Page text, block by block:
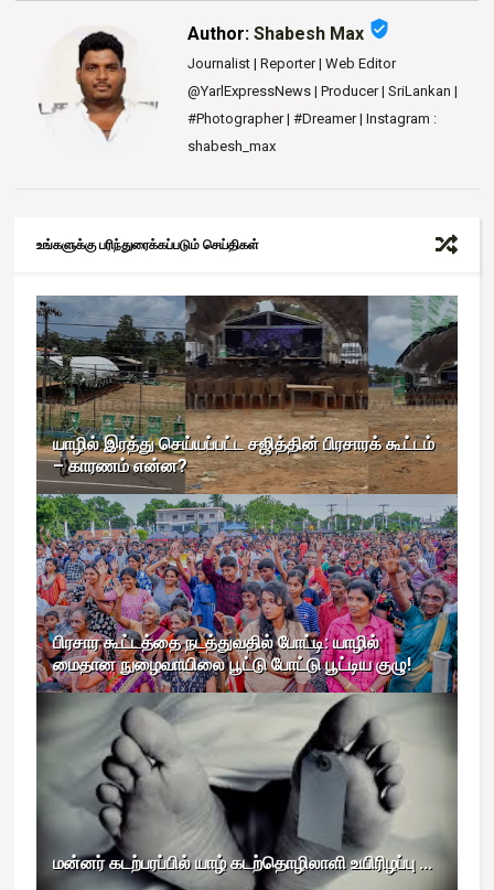
Author:Shabesh Max verified_user
Journalist | Reporter | Web Editor
@YarlExpressNews | Producer | SriLankan |
#Photographer | #Dreamer | Instagram :
shabesh_max
உங்களுக்கு பரிந்துரைக்கப்படும் செய்திகள்
யாழில் இரத்து செய்யப்பட்ட சஜித்தின் பிரசாரக் கூட்டம்
– காரணம் என்ன?
பிரசார கூட்டத்தை நடத்துவதில் போட்டி: யாழில்
மைதான நுழைவாயிலை பூட்டு போட்டு பூட்டிய குழு!
மன்னர் கடற்பரப்பில் யாழ் கடற்தொழிலாளி உயிரிழப்பு ...